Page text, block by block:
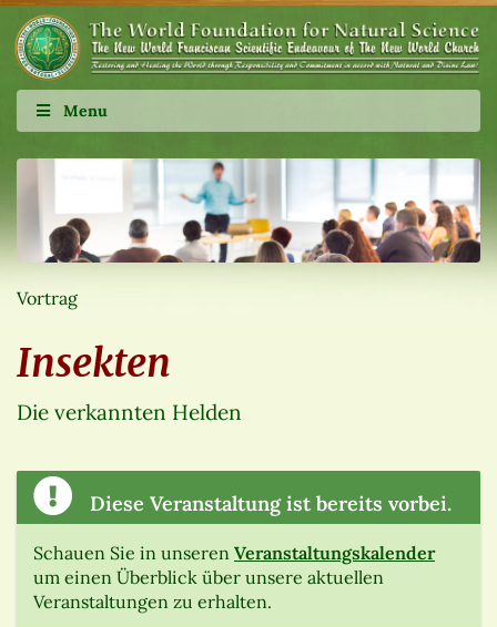
Menu
Vortrag
Insekten
Die verkannten Helden
Diese Veranstaltung ist bereits vorbei.
Schauen Sie in unseren Veranstaltungskalender
um einen Überblick über unsere aktuellen
Veranstaltungen zu erhalten.